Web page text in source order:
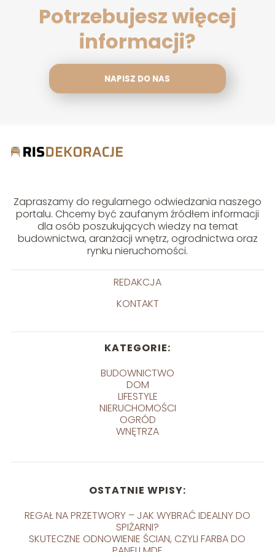
Potrzebujesz więcej
informacji?
NAPISZ DO NAS
Zapraszamy do regularnego odwiedzania naszego
portalu. Chcemy być zaufanym źródłem informacji
dla osób poszukujących wiedzy na temat
budownictwa, aranżacji wnętrz, ogrodnictwa oraz
rynku nieruchomości.
REDAKCJA
KONTAKT
KATEGORIE:
BUDOWNICTWO
DOM
LIFESTYLE
NIERUCHOMOŚCI
OGRÓD
WNĘTRZA
OSTATNIE WPISY:
REGAŁ NA PRZETWORY – JAK WYBRAĆ IDEALNY DO
SPIŻARNI?
SKUTECZNE ODNOWIENIE ŚCIAN, CZYLI FARBA DO